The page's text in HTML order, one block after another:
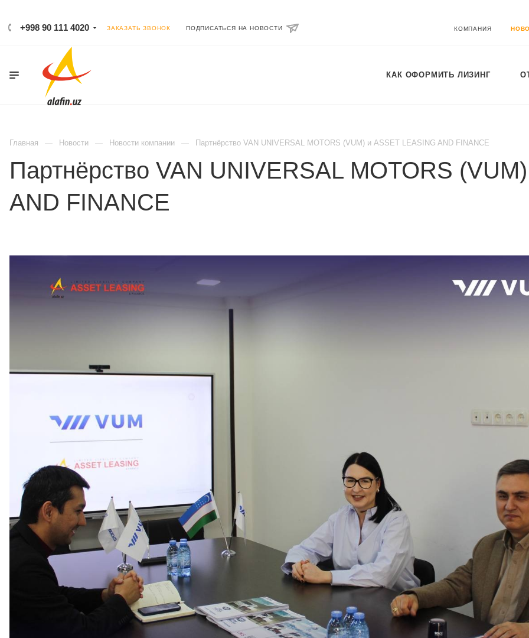
+998 90 111 4020 ЗАКАЗАТЬ ЗВОНОК ПОДПИСАТЬСЯ НА НОВОСТИ КОМПАНИЯ
КАК ОФОРМИТЬ ЛИЗИНГ
Главная Новости Новости компании Партнёрство VAN UNIVERSAL MOTORS (VUM) и ASSET LEASING AND FINANCE
Партнёрство VAN UNIVERSAL MOTORS
AND FINANCE